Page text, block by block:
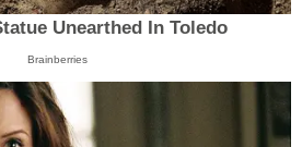
Unearthed In Toledo
Brainberries